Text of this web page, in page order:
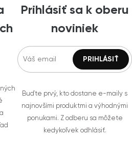
Prihlásiť sa k oberu
noviniek
Buďte prvý, kto dostane e-maily s
najnovšími produktmi a výhodnými
ponukami. Z odberu sa môžete
kedykoľvek odhlásiť.